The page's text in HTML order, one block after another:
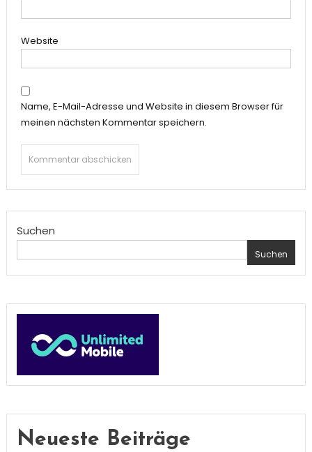
Website
Name, E-Mail-Adresse und Website in diesem Browser für
meinen nächsten Kommentar speichern.
Suchen
Suchen
Neueste Beiträge